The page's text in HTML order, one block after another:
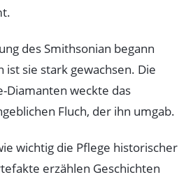
des Smithsonian begann
ist sie stark gewachsen. Die
Diamanten weckte das
Fluch, der ihn umgab.
wichtig die Pflege historischer
erzählen Geschichten